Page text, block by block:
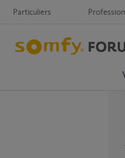
Particuliers